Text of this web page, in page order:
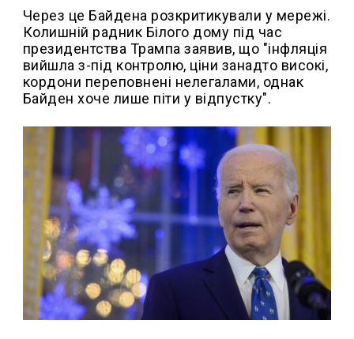
Через це Байдена розкритикували у мережі.
Колишній радник Білого дому під час
президентства Трампа заявив, що "інфляція
вийшла з-під контролю, ціни занадто високі,
кордони переповнені нелегалами, однак
Байден хоче лише піти у відпустку".